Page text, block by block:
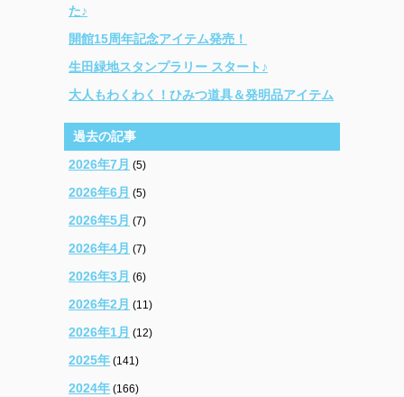
た♪
開館15周年記念アイテム発売！
生田緑地スタンプラリー スタート♪
大人もわくわく！ひみつ道具＆発明品アイテム
過去の記事
2026年7月 (5)
2026年6月 (5)
2026年5月 (7)
2026年4月 (7)
2026年3月 (6)
2026年2月 (11)
2026年1月 (12)
2025年 (141)
2024年 (166)